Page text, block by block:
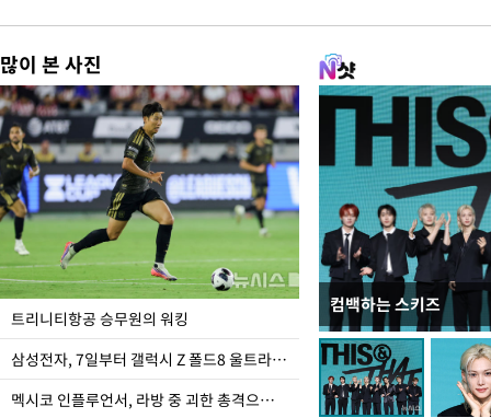
많이 본 사진
트리니티항공 승무원의 워킹
삼성전자, 7일부터 갤럭시 Z 폴드8 울트라·폴드8·플립8 출시
멕시코 인플루언서, 라방 중 괴한 총격으로 사망
컴백하는 스키즈
입추 하루 앞둔 전남
폭염